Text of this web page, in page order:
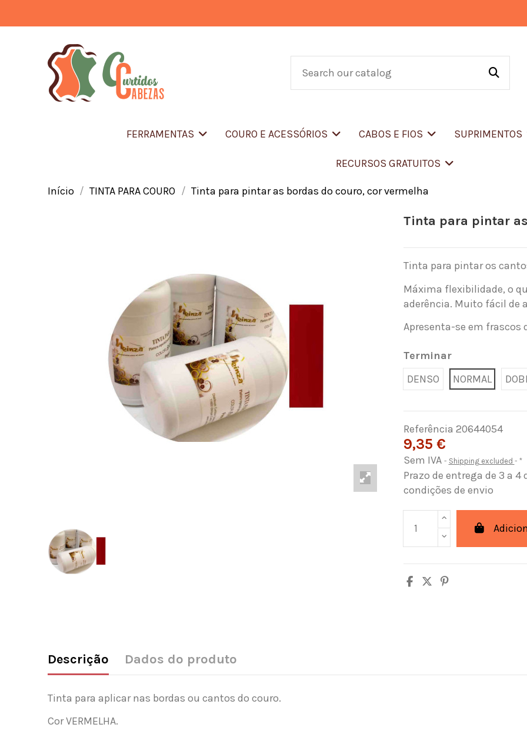
FERRAMENTAS COURO E ACESSÓRIOS CABOS E FIOS SUPRIMENTOS
RECURSOS GRATUITOS
Início TINTA PARA COURO Tinta para pintar as bordas do couro, cor vermelha
Tinta para pintar
Tinta para pintar os
Máxima flexibilidade, o
aderência. Muito fácil de
Apresenta-se em frascos
Terminar
DENSO
NORMAL
Referência 20644054
9,35 €
Sem IVA Shipping excluded *
Prazo de entrega de 3 a
condições de envio
Descrição Dados do produto
Tinta para aplicar nas bordas ou cantos do couro.
Cor VERMELHA.